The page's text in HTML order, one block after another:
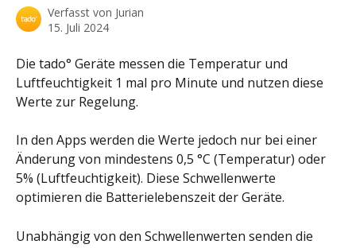
Verfasst von Jurian
15. Juli 2024
Die tado° Geräte messen die Temperatur und
Luftfeuchtigkeit 1 mal pro Minute und nutzen diese
Werte zur Regelung.
In den Apps werden die Werte jedoch nur bei einer
Änderung von mindestens 0,5 °C (Temperatur) oder
5% (Luftfeuchtigkeit). Diese Schwellenwerte
optimieren die Batterielebenszeit der Geräte.
Unabhängig von den Schwellenwerten senden die